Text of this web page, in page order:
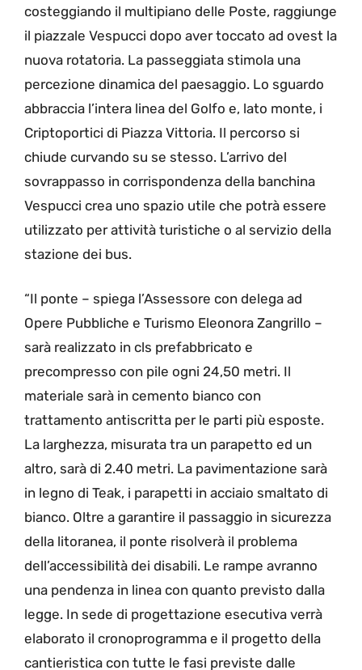
costeggiando il multipiano delle Poste, raggiunge
il piazzale Vespucci dopo aver toccato ad ovest la
nuova rotatoria. La passeggiata stimola una
percezione dinamica del paesaggio. Lo sguardo
abbraccia l’intera linea del Golfo e, lato monte, i
Criptoportici di Piazza Vittoria. Il percorso si
chiude curvando su se stesso. L’arrivo del
sovrappasso in corrispondenza della banchina
Vespucci crea uno spazio utile che potrà essere
utilizzato per attività turistiche o al servizio della
stazione dei bus.
“Il ponte – spiega l’Assessore con delega ad
Opere Pubbliche e Turismo Eleonora Zangrillo –
sarà realizzato in cls prefabbricato e
precompresso con pile ogni 24,50 metri. Il
materiale sarà in cemento bianco con
trattamento antiscritta per le parti più esposte.
La larghezza, misurata tra un parapetto ed un
altro, sarà di 2.40 metri. La pavimentazione sarà
in legno di Teak, i parapetti in acciaio smaltato di
bianco. Oltre a garantire il passaggio in sicurezza
della litoranea, il ponte risolverà il problema
dell’accessibilità dei disabili. Le rampe avranno
una pendenza in linea con quanto previsto dalla
legge. In sede di progettazione esecutiva verrà
elaborato il cronoprogramma e il progetto della
cantieristica con tutte le fasi previste dalle